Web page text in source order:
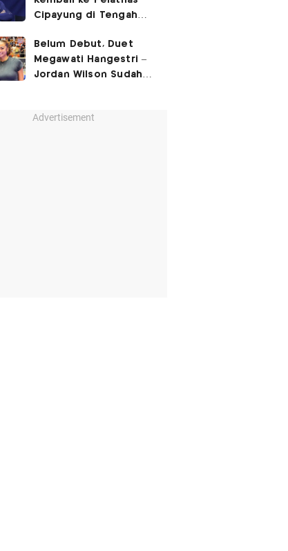
Cipayung di Tengah
Campuran
Belum Debut, Duet
Megawati Hangestri –
Jordan Wilson Sudah
Advertisement